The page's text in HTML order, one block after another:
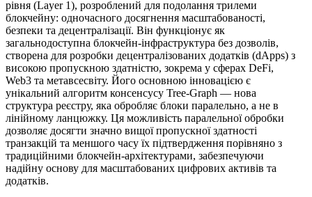
рівня (Layer 1), розроблений для подолання трилеми
блокчейну: одночасного досягнення масштабованості,
безпеки та децентралізації. Він функціонує як
загальнодоступна блокчейн-інфраструктура без дозволів,
створена для розробки децентралізованих додатків (dApps) з
високою пропускною здатністю, зокрема у сферах DeFi,
Web3 та метавсесвіту. Його основною інновацією є
унікальний алгоритм консенсусу Tree-Graph — нова
структура реєстру, яка обробляє блоки паралельно, а не в
лінійному ланцюжку. Ця можливість паралельної обробки
дозволяє досягти значно вищої пропускної здатності
транзакцій та меншого часу їх підтвердження порівняно з
традиційними блокчейн-архітектурами, забезпечуючи
надійну основу для масштабованих цифрових активів та
додатків.